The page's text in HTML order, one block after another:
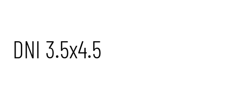
DNI 3.5x4.5